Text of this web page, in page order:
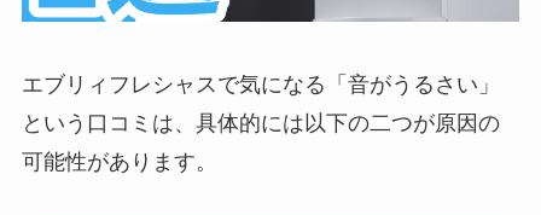
エブリィフレシャスで気になる「音がうるさい」
という口コミは、具体的には以下の二つが原因の
可能性があります。